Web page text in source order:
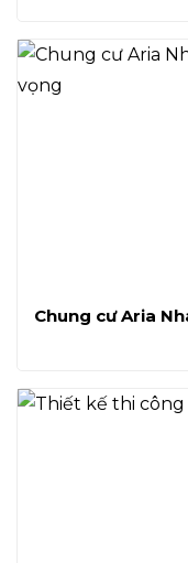
Chung cư Aria